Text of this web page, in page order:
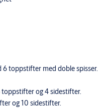
6 toppstifter med doble spisser.
toppstifter og 4 sidestifter.
og 10 sidestifter.